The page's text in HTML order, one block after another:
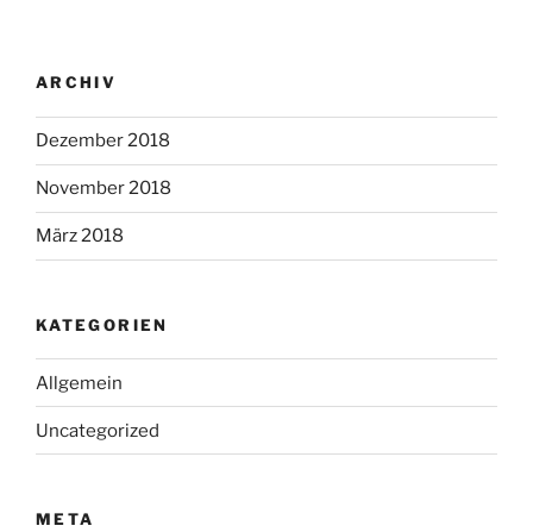
ARCHIV
Dezember 2018
November 2018
März 2018
KATEGORIEN
Allgemein
Uncategorized
META